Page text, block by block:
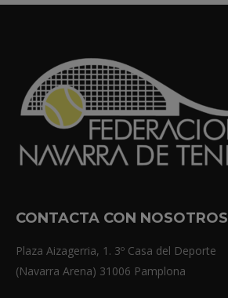
CONTACTA CON NOSOTROS
Plaza Aizagerria, 1. 3º Casa del Deporte
(Navarra Arena) 31006 Pamplona